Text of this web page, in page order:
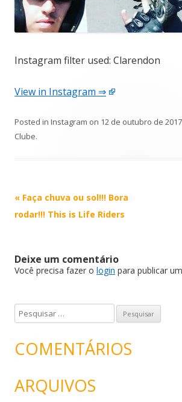
Instagram filter used: Clarendon
View in Instagram ⇒
Posted in Instagram on 12 de outubro de 2017
Clube.
Post
navigation
« Faça chuva ou sol!!! Bora
rodar!!! This is Life Riders
Deixe um comentário
Você precisa fazer o login para publicar
e
q
COMENTÁRIOS
ARQUIVOS